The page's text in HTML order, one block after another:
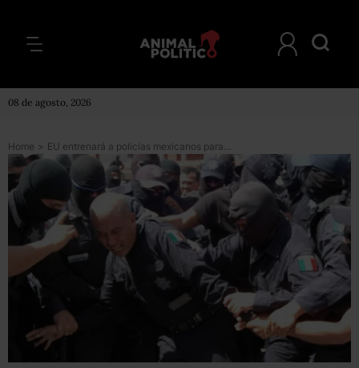
08 de agosto, 2026
Home > EU entrenará a policías mexicanos para combatir al narco